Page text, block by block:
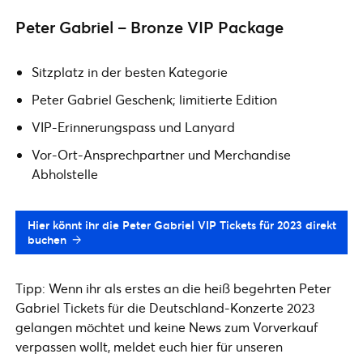
Peter Gabriel – Bronze VIP Package
Sitzplatz in der besten Kategorie
Peter Gabriel Geschenk; limitierte Edition
VIP-Erinnerungspass und Lanyard
Vor-Ort-Ansprechpartner und Merchandise
Abholstelle
Hier könnt ihr die Peter Gabriel VIP Tickets für 2023 direkt
buchen
Tipp: Wenn ihr als erstes an die heiß begehrten Peter
Gabriel Tickets für die Deutschland-Konzerte 2023
gelangen möchtet und keine News zum Vorverkauf
verpassen wollt, meldet euch hier für unseren